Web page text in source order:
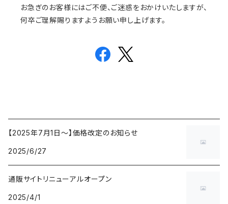
お急ぎのお客様にはご不便、ご迷惑をおかけいたしますが、
何卒ご理解賜りますようお願い申し上げます。
【2025年7月1日〜】価格改定のお知らせ
2025/6/27
通販サイトリニューアルオープン
2025/4/1